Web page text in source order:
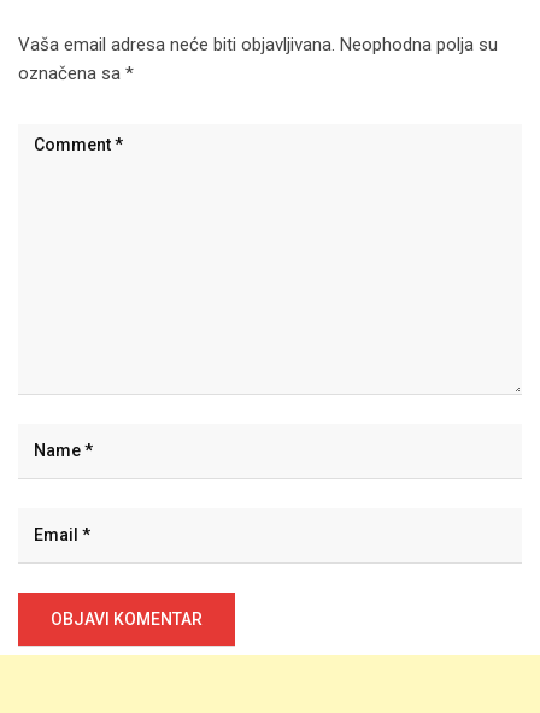
Vaša email adresa neće biti objavljivana. Neophodna polja su
označena sa *